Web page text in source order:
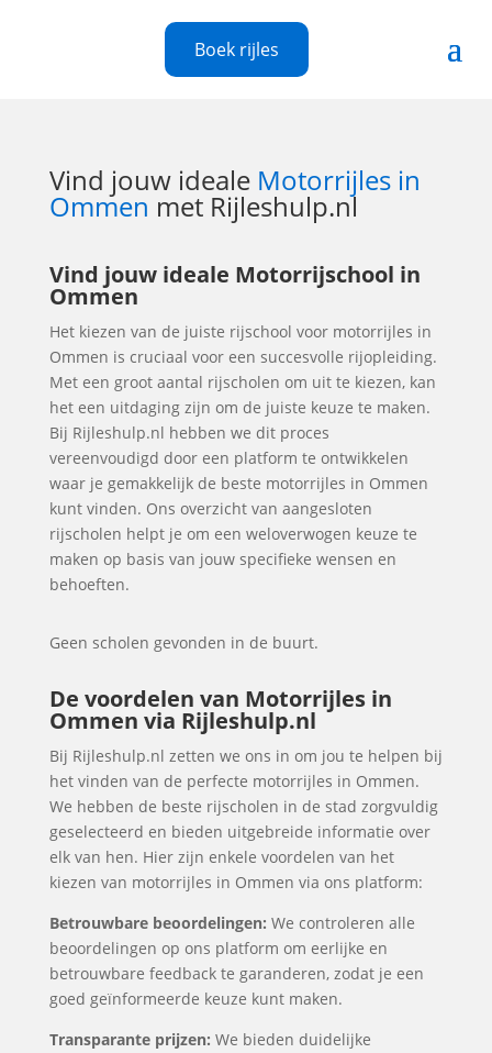
Boek rijles
Vind jouw ideale Motorrijles in
Ommen met Rijleshulp.nl
Vind jouw ideale Motorrijschool in
Ommen
Het kiezen van de juiste rijschool voor motorrijles in
Ommen is cruciaal voor een succesvolle rijopleiding.
Met een groot aantal rijscholen om uit te kiezen, kan
het een uitdaging zijn om de juiste keuze te maken.
Bij Rijleshulp.nl hebben we dit proces
vereenvoudigd door een platform te ontwikkelen
waar je gemakkelijk de beste motorrijles in Ommen
kunt vinden. Ons overzicht van aangesloten
rijscholen helpt je om een weloverwogen keuze te
maken op basis van jouw specifieke wensen en
behoeften.
Geen scholen gevonden in de buurt.
De voordelen van Motorrijles in
Ommen via Rijleshulp.nl
Bij Rijleshulp.nl zetten we ons in om jou te helpen bij
het vinden van de perfecte motorrijles in Ommen.
We hebben de beste rijscholen in de stad zorgvuldig
geselecteerd en bieden uitgebreide informatie over
elk van hen. Hier zijn enkele voordelen van het
kiezen van motorrijles in Ommen via ons platform:
Betrouwbare beoordelingen: We controleren alle
beoordelingen op ons platform om eerlijke en
betrouwbare feedback te garanderen, zodat je een
goed geïnformeerde keuze kunt maken.
Transparante prijzen: We bieden duidelijke